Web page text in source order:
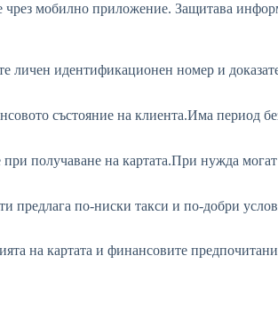
мобилно приложение. Защитава
личен идентификационен номер и
състояние на клиента.Има период
получаване на картата.При нужда
по-ниски такси и по-добри
на картата и финансовите